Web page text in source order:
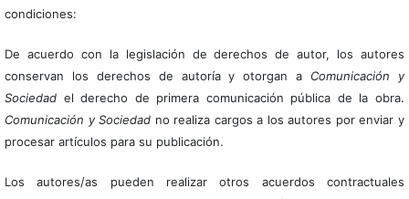
condiciones:
De acuerdo con la legislación de derechos de autor, los autores
conservan los derechos de autoría y otorgan a Comunicación y
Sociedadel derecho de primera comunicación pública de la obra.
Comunicación y Sociedad no realiza cargos a los autores por enviar y
procesar artículos para su publicación.
Los autores/as pueden realizar otros acuerdos contractuales